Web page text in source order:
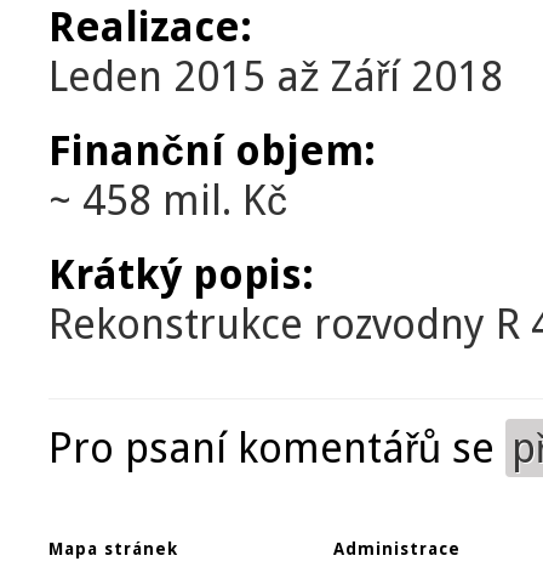
Realizace:
Leden 2015 až Září 2018
Finanční objem:
~ 458 mil. Kč
Krátký popis:
Rekonstrukce rozvodny R
Pro psaní komentářů se
Mapa stránek
Administrace